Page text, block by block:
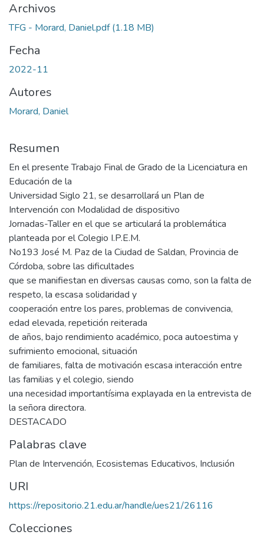
Archivos
TFG - Morard, Daniel.pdf(1.18 MB)
Fecha
2022-11
Autores
Morard, Daniel
Resumen
En el presente Trabajo Final de Grado de la Licenciatura en
Educación de la
Universidad Siglo 21, se desarrollará un Plan de
Intervención con Modalidad de dispositivo
Jornadas-Taller en el que se articulará la problemática
planteada por el Colegio I.P.E.M.
No193 José M. Paz de la Ciudad de Saldan, Provincia de
Córdoba, sobre las dificultades
que se manifiestan en diversas causas como, son la falta de
respeto, la escasa solidaridad y
cooperación entre los pares, problemas de convivencia,
edad elevada, repetición reiterada
de años, bajo rendimiento académico, poca autoestima y
sufrimiento emocional, situación
de familiares, falta de motivación escasa interacción entre
las familias y el colegio, siendo
una necesidad importantísima explayada en la entrevista de
la señora directora.
DESTACADO
Palabras clave
Plan de Intervención, Ecosistemas Educativos, Inclusión
URI
https://repositorio.21.edu.ar/handle/ues21/26116
Colecciones